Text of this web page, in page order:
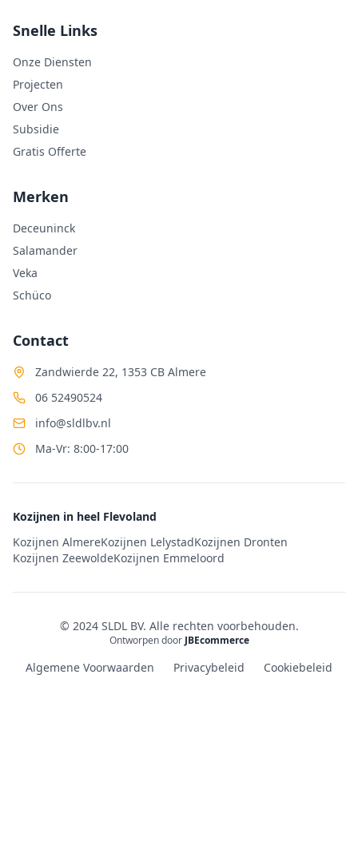
Snelle Links
Onze Diensten
Projecten
Over Ons
Subsidie
Gratis Offerte
Merken
Deceuninck
Salamander
Veka
Schüco
Contact
Zandwierde 22, 1353 CB Almere
06 52490524
info@sldlbv.nl
Ma-Vr: 8:00-17:00
Kozijnen in heel Flevoland
Kozijnen AlmereKozijnen LelystadKozijnen Dronten
Kozijnen ZeewoldeKozijnen Emmeloord
© 2024 SLDL BV. Alle rechten voorbehouden.
Ontworpen door JBEcommerce
Algemene Voorwaarden Privacybeleid Cookiebeleid